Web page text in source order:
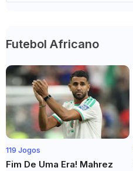
Futebol Africano
119 Jogos
Fim De Uma Era! Mahrez